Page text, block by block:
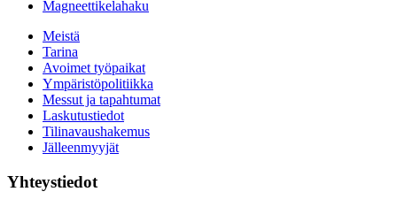
Magneettikelahaku
Meistä
Tarina
Avoimet työpaikat
Ympäristöpolitiikka
Messut ja tapahtumat
Laskutustiedot
Tilinavaushakemus
Jälleenmyyjät
Yhteystiedot